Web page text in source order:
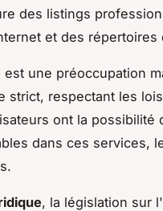
des listings
et des
est une préoccupation
strict, respectant les
ont la possibilité
dans ces services,
, la législation sur